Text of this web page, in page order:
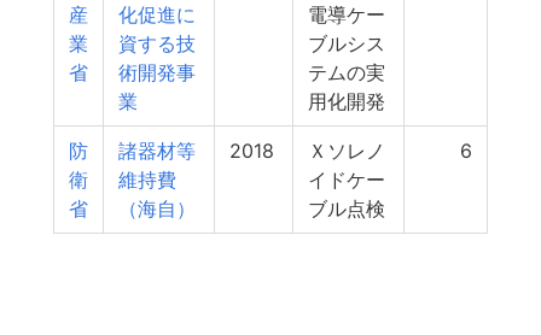
産
業
省
化促進に
資する技
術開発事
業
電導ケー
ブルシス
テムの実
用化開発
防
衛
省
諸器材等
維持費
（海自）
2018
Ｘソレノ
イドケー
ブル点検
6